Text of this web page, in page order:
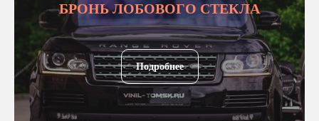
БРОНЬ ЛОБОВОГО СТЕКЛА
Подробнее